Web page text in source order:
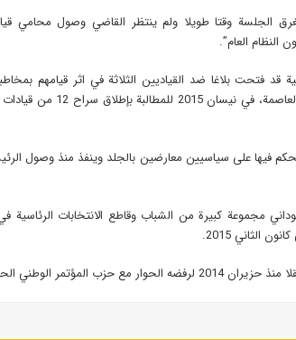
الجلسة وقتا طويلا ولم ينتظر القاضي وصول محامي
النظام العام”.
قد فتحت بلاغا ضد القياديين الثلاثة في اثر قيامهم
المدينة التوأم للخرطوم
فيها على سياسيين معارضين بالجلد وينفذ منذ وصول
الثاني 2015.
الوطني الحاكم وفق لمصادر الحزب.